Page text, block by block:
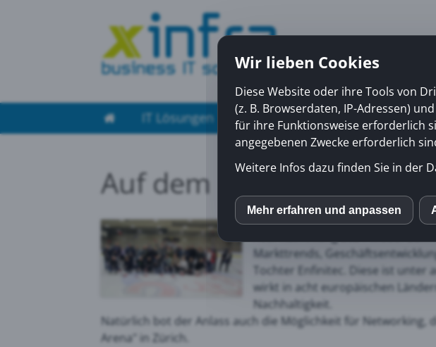
IT Lösungen Managed Services Erfolge
Auf dem Eis mit unserem
Acer hat Anfang 2024 wieder
Markttrends,
Tochter Enfinitec. Diese ist
wirkt in acht europäischen
Nachhaltigkeit.
Natürlich bot der Anlass auch die Möglichkeit für Networking,
Arena" in Zürich.
Wir lieben Cookies
Diese Website oder ihre Tools von
(z. B. Browserdaten, IP-Adressen)
für ihre Funktionsweise erforderlich
angegebenen Zwecke erforderlich
Weitere Infos dazu finden Sie in der
inCMS
Matomo (Piwik)
Youtube
Mehr erfahren und anpassen